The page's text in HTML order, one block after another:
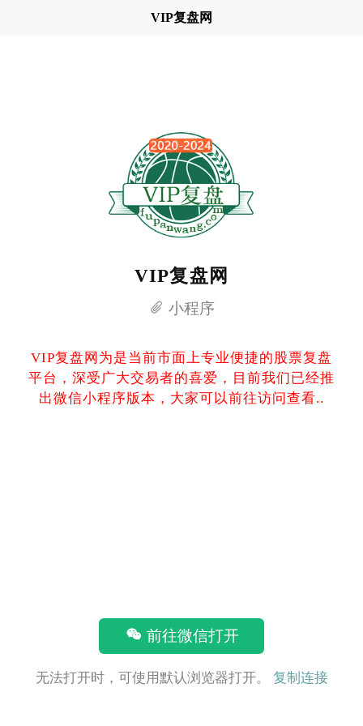
VIP复盘网
VIP复盘网
小程序
VIP复盘网为是当前市面上专业便捷的股票复盘
平台，深受广大交易者的喜爱，目前我们已经推
出微信小程序版本，大家可以前往访问查看..
前往微信打开
无法打开时，可使用默认浏览器打开。 复制连接